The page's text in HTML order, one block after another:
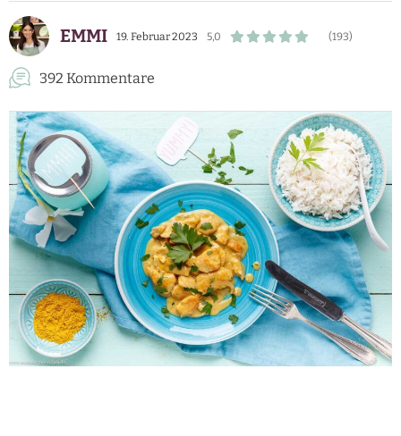
EMMI 19. Februar 2023 5,0 (193)
392 Kommentare